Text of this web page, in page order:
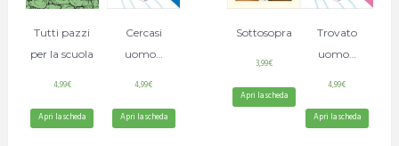
Tutti pazzi
per la scuola
4,99€
Apri la scheda
Trovato
uomo…
4,99€
Apri la scheda
Cercasi
uomo…
4,99€
Apri la scheda
Sottosopra
3,99€
Apri la scheda